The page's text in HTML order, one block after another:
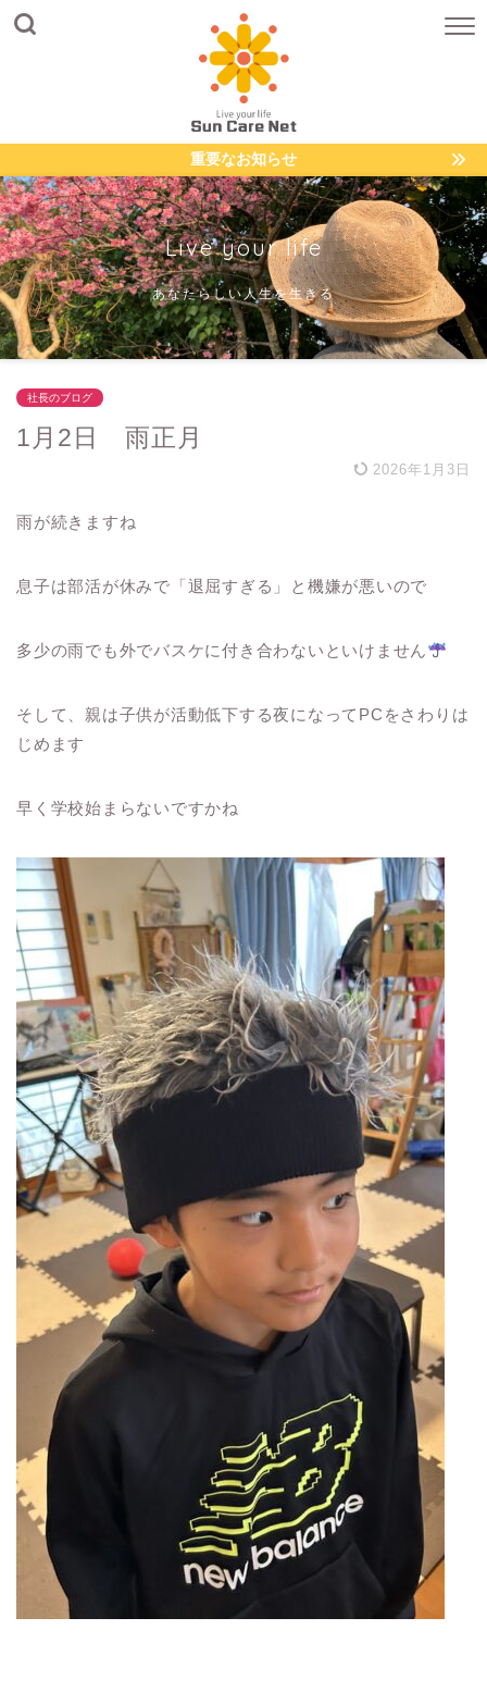
重要なお知らせ
Live your life
あなたらしい人生を生きる
社長のブログ
1月2日 雨正月
2026年1月3日
雨が続きますね
息子は部活が休みで「退屈すぎる」と機嫌が悪いので
多少の雨でも外でバスケに付き合わないといけません
そして、親は子供が活動低下する夜になってPCをさわりは
じめます
早く学校始まらないですかね